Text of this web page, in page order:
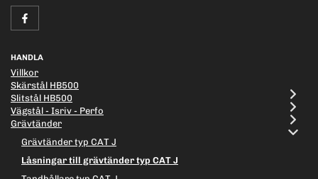
HANDLA
Villkor
Skärstål HB500
Slitstål HB500
Vägstål - Isriv - Perfo
Grävtänder
Grävtänder typ CAT J
Låsningar till grävtänder typ CAT J